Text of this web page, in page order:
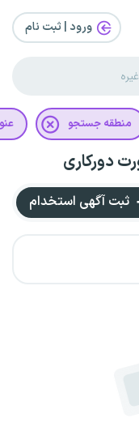
ورود | ثبت‌ نام
منطقه جستجو
دورکاری
ثبت آگهی استخدام